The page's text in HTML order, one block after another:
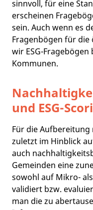
sinnvoll, für eine
erscheinen
sein. Auch wenn es
Fragenbögen für
wir ESG-
Kommunen.
und ESG-
Für die
zuletzt im Hinblick
auch
Gemeinden eine
sowohl auf Mikro-
validiert bzw.
man die zu